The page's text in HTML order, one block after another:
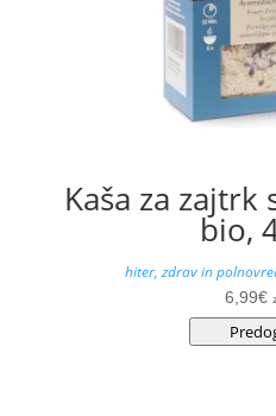
Kaša za zajtrk
bio,
hiter, zdrav in
6,99€